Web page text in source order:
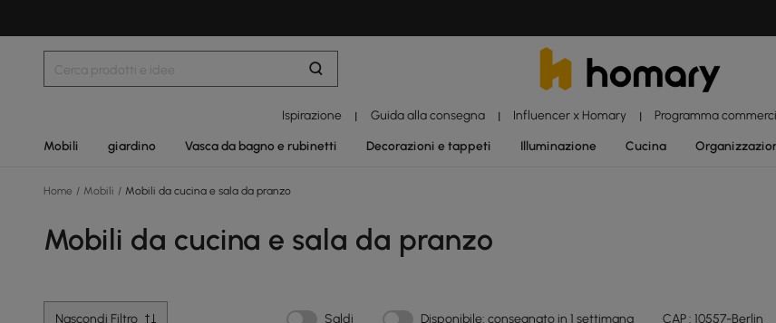
Ispirazione | Guida alla consegna | Influencer x Homary | Programma
Mobili giardino Vasca da bagno e rubinetti Decorazioni e tappeti Illuminazione Cucina
Home / Mobili / Mobili da cucina e sala da pranzo
Mobili da cucina e sala da pranzo
Nascondi Filtro Saldi Disponibile: consegnato in 1 settimana CAP : 10557-Berlin